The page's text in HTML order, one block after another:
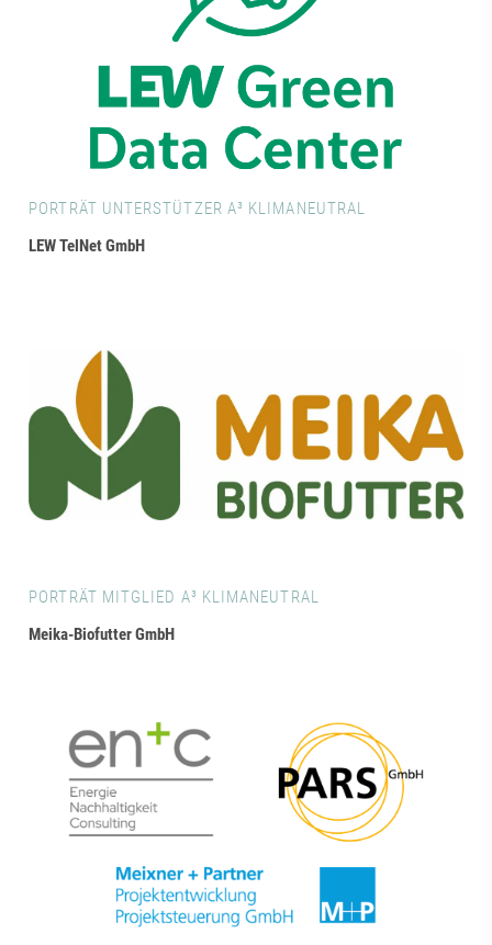
PORTRÄT UNTERSTÜTZER A³ KLIMANEUTRAL
LEW TelNet GmbH
PORTRÄT MITGLIED A³ KLIMANEUTRAL
Meika-Biofutter GmbH